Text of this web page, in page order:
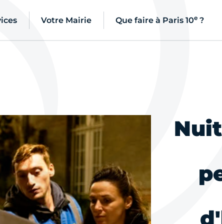
Votre Mairie Que faire à Paris 10e ?